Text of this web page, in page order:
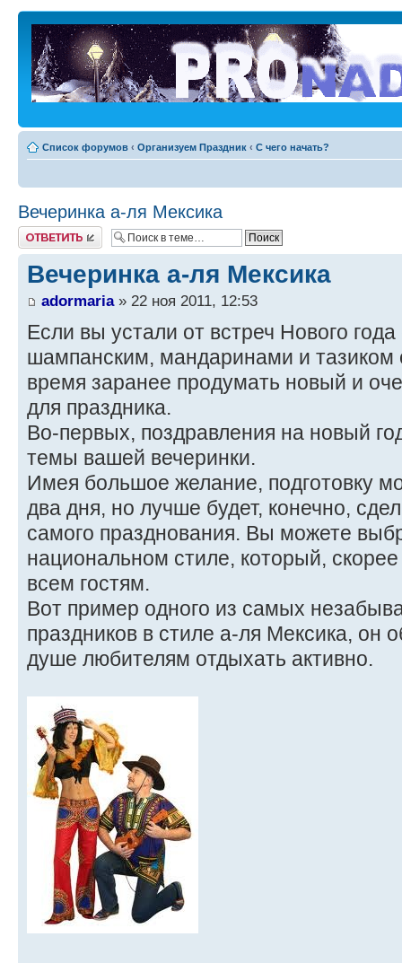
Список форумов ‹ Организуем Праздник ‹ С чего начать?
Вечеринка а-ля Мексика
Ответить
Вечеринка а-ля Мексика
adormaria» 22 ноя 2011, 12:53
Если вы устали от встреч Нового
шампанским, мандаринами и тазиком
время заранее продумать новый и
для праздника.
Во-первых, поздравления на новый
темы вашей вечеринки.
Имея большое желание, подготовку
два дня, но лучше будет, конечно,
самого празднования. Вы можете
национальном стиле, который, скорее
всем гостям.
Вот пример одного из самых
праздников в стиле а-ля Мексика, он
душе любителям отдыхать активно.